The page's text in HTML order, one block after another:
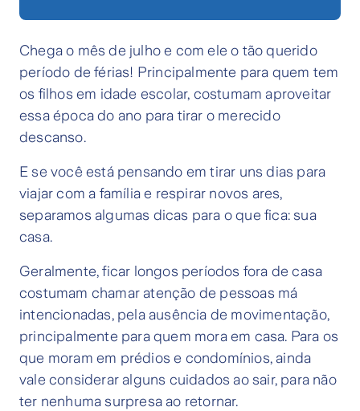
Chega o mês de julho e com ele o tão querido
período de férias! Principalmente para quem tem
os filhos em idade escolar, costumam aproveitar
essa época do ano para tirar o merecido
descanso.
E se você está pensando em tirar uns dias para
viajar com a família e respirar novos ares,
separamos algumas dicas para o que fica: sua
casa.
Geralmente, ficar longos períodos fora de casa
costumam chamar atenção de pessoas má
intencionadas, pela ausência de movimentação,
principalmente para quem mora em casa. Para os
que moram em prédios e condomínios, ainda
vale considerar alguns cuidados ao sair, para não
ter nenhuma surpresa ao retornar.